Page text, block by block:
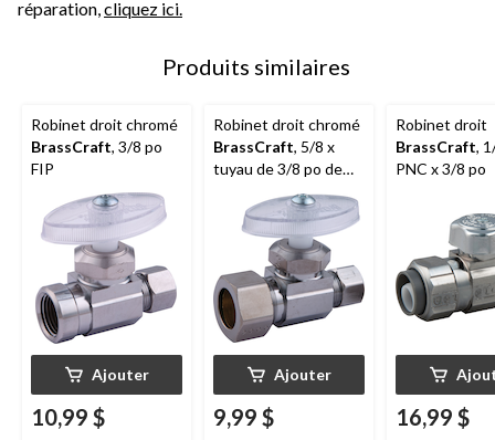
réparation,cliquez ici.
Produits similaires
Robinet droit chromé
BrassCraft, 3/8 po
FIP
Ajouter
10,99 $
Robinet droit chromé
BrassCraft, 5/8 x
tuyau de 3/8 po de
diamètre extérieur
Ajouter
9,99 $
Robinet droit
BrassCraft,
PNC x 3/8 po
16,99 $